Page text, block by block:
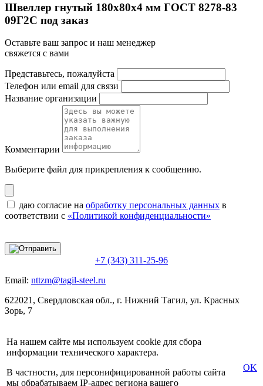
Швеллер гнутый 180x80x4 мм ГОСТ 8278-83
09Г2С под заказ
Оставьте ваш запрос и наш менеджер
свяжется с вами
Представьтесь, пожалуйста
Телефон или email для связи
Название организации
Комментарии
Выберите файл для прикрепления к сообщению.
даю согласие на обработку персональных данных в
соответствии с «Политикой конфиденциальности»
+7 (343) 311-25-96
Email: nttzm@tagil-steel.ru
622021, Свердловская обл., г. Нижний Тагил, ул. Красных
Зорь, 7
На нашем сайте мы используем cookie для сбора
информации технического характера.
В частности, для персонифицированной работы сайта
мы обрабатываем IP-адрес региона вашего
OK